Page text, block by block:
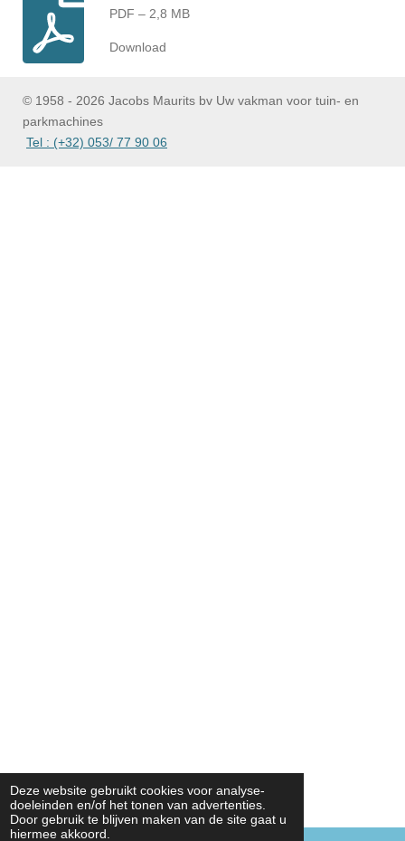
Deze website gebruikt cookies voor analyse-
doeleinden en/of het tonen van advertenties.
Door gebruik te blijven maken van de site gaat u
hiermee akkoord.
PDF – 2,8 MB
Download
© 1958 - 2026 Jacobs Maurits bv Uw vakman voor tuin- en
parkmachines
Tel : (+32) 053/ 77 90 06